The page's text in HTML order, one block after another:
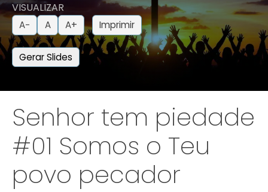
VISUALIZAR
A− A A+ Imprimir
Gerar Slides
Senhor tem piedade
#01 Somos o Teu
povo pecador